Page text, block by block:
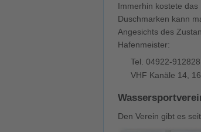
Immerhin kostete
Duschmarken kann
Angesichts des
Hafenmeister:
Tel. 04922-912828
VHF Kanäle 14,
Den Verein gibt es